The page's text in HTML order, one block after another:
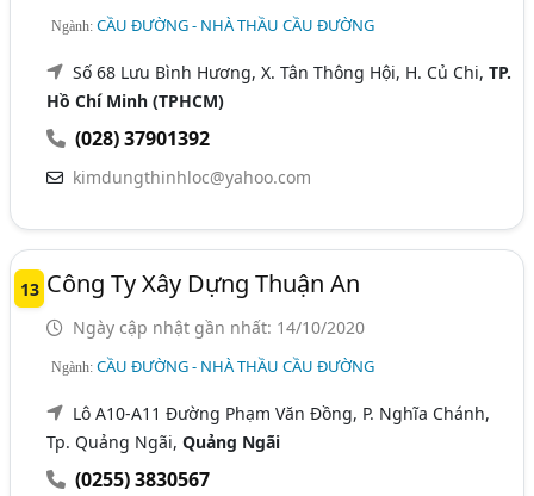
Ngành:CẦU ĐƯỜNG - NHÀ THẦU CẦU ĐƯỜNG
Số 68 Lưu Bình Hương, X. Tân Thông Hội, H. Củ Chi,TP.
Hồ Chí Minh (TPHCM)
(028) 37901392
kimdungthinhloc@yahoo.com
13 Công Ty Xây Dựng Thuận An
Ngày cập nhật gần nhất: 14/10/2020
Ngành:CẦU ĐƯỜNG - NHÀ THẦU CẦU ĐƯỜNG
Lô A10-A11 Đường Phạm Văn Đồng, P. Nghĩa Chánh,
Tp. Quảng Ngãi,Quảng Ngãi
(0255) 3830567